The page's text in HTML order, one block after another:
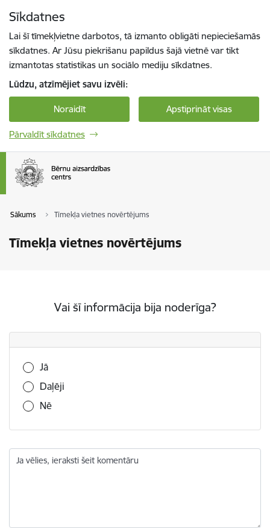
Sīkdatnes
Lai šī tīmekļvietne darbotos, tā izmanto obligāti nepieciešamās
sīkdatnes. Ar Jūsu piekrišanu papildus šajā vietnē var tikt
izmantotas statistikas un sociālo mediju sīkdatnes.
Lūdzu, atzīmējiet savu izvēli:
Noraidīt Apstiprināt visas
Pārvaldīt sīkdatnes
Sākums Tīmekļa vietnes novērtējums
Tīmekļa vietnes novērtējums
Vai šī informācija bija noderīga?
Vai šī informācija bija noderīga?
Jā
Daļēji
Nē
Ja vēlies, ieraksti šeit komentāru